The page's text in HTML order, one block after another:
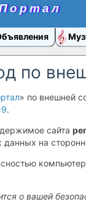
по
» по внешней
.
сайта
на
о вашей